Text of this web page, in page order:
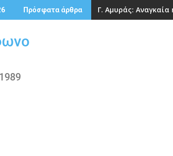
Πρόσφατα άρθρα Γ. Αμυράς: Αναγκαία